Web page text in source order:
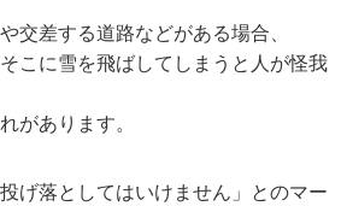
交差する道路などがある場合、
こに雪を飛ばしてしまうと人が怪我
があります。
げ落としてはいけません」とのマー